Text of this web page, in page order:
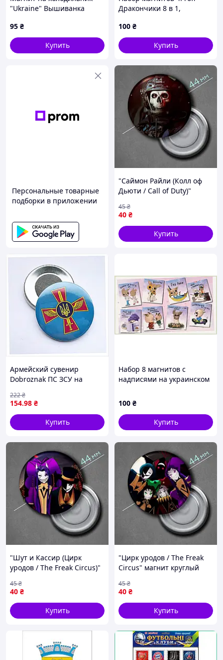
"Ukraine" Вышиванка
сувенир с украинскими
детьми в национальных
костюмах
95 ₴
Купить
Дракончики 8 в 1,
100 ₴
Купить
Персональные товарные
подборки в приложении
"Саймон Райли (Колл оф
Дьюти / Call of Duty)"
40 ₴
45₴
Купить
Армейский сувенир
Dobroznak ПС ЗСУ на
154.98 ₴
222₴
Купить
Набор 8 магнитов с
надписями на украинском
100 ₴
Купить
"Шут и Кассир (Цирк
уродов / The Freak Circus)"
40 ₴
45₴
Купить
"Цирк уродов / The Freak
Circus" магнит круглый
40 ₴
45₴
Купить